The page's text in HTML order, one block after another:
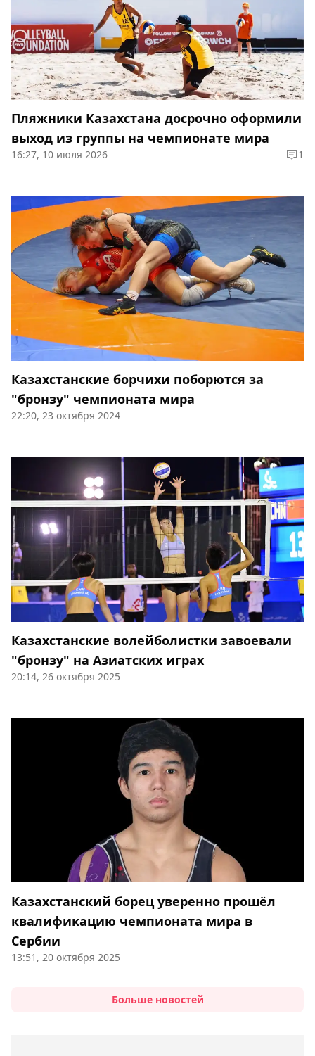
Пляжники Казахстана досрочно оформили
выход из группы на чемпионате мира
16:27, 10 июля 2026 1
Казахстанские борчихи поборются за
"бронзу" чемпионата мира
22:20, 23 октября 2024
Казахстанские волейболистки завоевали
"бронзу" на Азиатских играх
20:14, 26 октября 2025
Казахстанский борец уверенно прошёл
квалификацию чемпионата мира в
Сербии
13:51, 20 октября 2025
Больше новостей